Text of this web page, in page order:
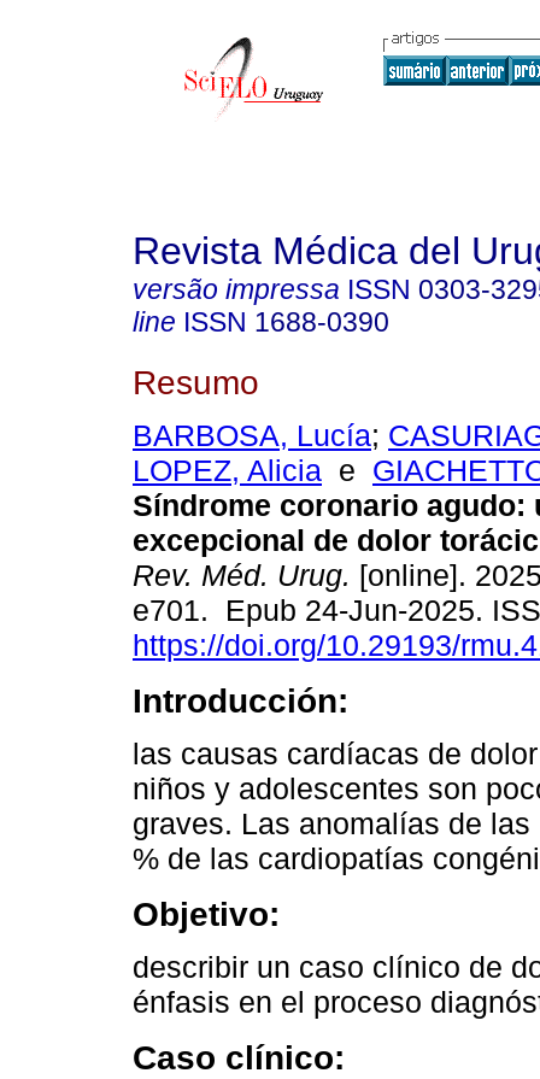
Revista Médica del
versão impressa ISSN 0303-
line ISSN 1688-0390
Resumo
BARBOSA, Lucía;
LOPEZ, Alicia e
Síndrome coronario agudo:
excepcional de dolor
Rev. Méd. Urug. [online].
e701. Epub 24-Jun-2025.
https://doi.org/10.29193/
Introducción:
las causas cardíacas de
niños y adolescentes son
graves. Las anomalías de
% de las cardiopatías
Objetivo:
describir un caso clínico de
énfasis en el proceso
Caso clínico: